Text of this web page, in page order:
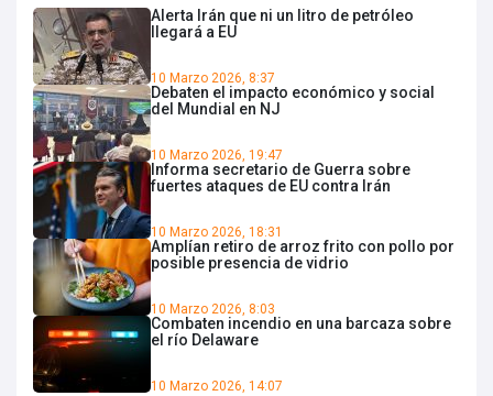
Alerta Irán que ni un litro de petróleo
llegará a EU
10 Marzo 2026, 8:37
Debaten el impacto económico y social
del Mundial en NJ
10 Marzo 2026, 19:47
Informa secretario de Guerra sobre
fuertes ataques de EU contra Irán
10 Marzo 2026, 18:31
Amplían retiro de arroz frito con pollo por
posible presencia de vidrio
10 Marzo 2026, 8:03
Combaten incendio en una barcaza sobre
el río Delaware
10 Marzo 2026, 14:07